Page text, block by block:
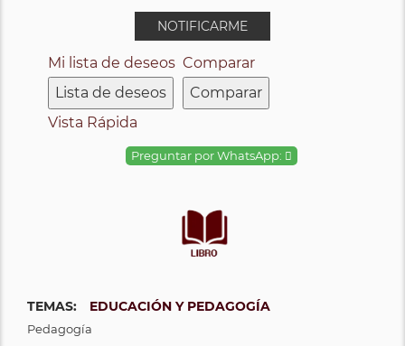
NOTIFICARME
Mi lista de deseos
Lista de deseos
Comparar
Comparar
Vista Rápida
Preguntar por WhatsApp:
TEMAS: EDUCACIÓN Y PEDAGOGÍA
Pedagogía